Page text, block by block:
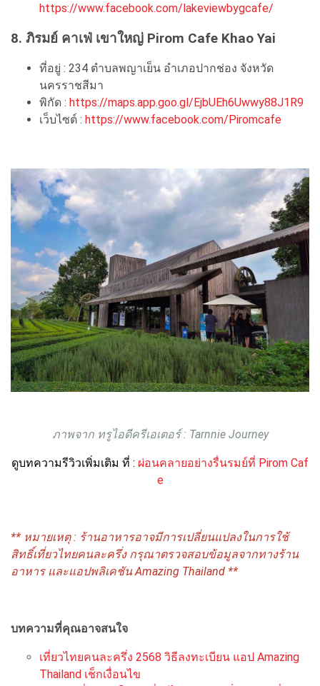
https://www.facebook.com/lakeviewbygcafe/
8. ภิรมย์​ คาเฟ่​ เขาใหญ่ Pirom Cafe Khao Yai
ที่อยู่ : 234 ตำบลพญาเย็น อำเภอปากช่อง จังหวัด
นครราชสีมา
พิกัด : https://maps.app.goo.gl/EjbUEh6Uwwy88J1R9
เว็บไซต์ : https://www.facebook.com/Piromcafe
ภาพจาก ทรูไอดีครีเอเตอร์ : Tarnnie Journey
ดูบทความรีวิวเพิ่มเติม ที่ : ผ่อนคลายอย่างรื่นรมย์ที่ Pirom Caf
e
** หมายเหตุ : ร้านอาหารอาจมีการเปลี่ยนแปลงในการใช้
สิทธิ์เที่ยวไทยคนละครึ่ง กรุณาตรวจสอบข้อมูลจากทางร้าน
อาหาร และแอปพลิเคชัน Amazing Thailand **
บทความที่คุณอาจสนใจ
เที่ยวไทยคนละครึ่ง 2568 วิธีลงทะเบียน แอป Amazing
Thailand เช็กเงื่อนไข